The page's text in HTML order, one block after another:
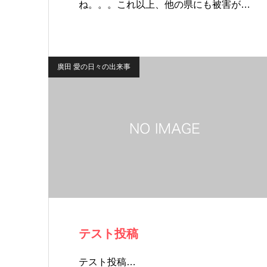
ね。。。これ以上、他の県にも被害が…
廣田 愛の日々の出来事
テスト投稿
テスト投稿…